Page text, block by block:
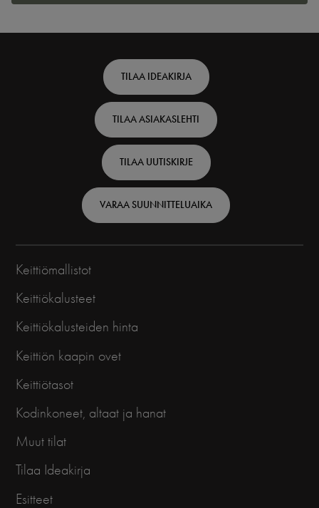
Finnish
TILAA IDEAKIRJA
TILAA ASIAKASLEHTI
TILAA UUTISKIRJE
VARAA SUUNNITTELUAIKA
Keittiömallistot
Keittiökalusteet
Keittiökalusteiden hinta
Keittiön kaapin ovet
Keittiötasot
Kodinkoneet, altaat ja hanat
Muut tilat
Tilaa Ideakirja
Esitteet